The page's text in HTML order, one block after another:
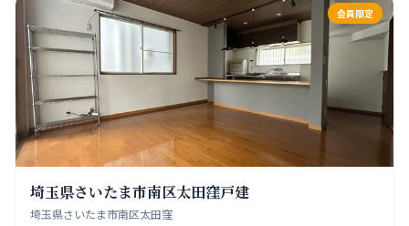
会員限定
埼玉県さいたま市南区太田窪戸建
埼玉県さいたま市南区太田窪